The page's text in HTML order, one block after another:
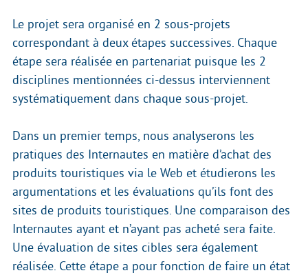
Le projet sera organisé en 2 sous-projets
correspondant à deux étapes successives. Chaque
étape sera réalisée en partenariat puisque les 2
disciplines mentionnées ci-dessus interviennent
systématiquement dans chaque sous-projet.
Dans un premier temps, nous analyserons les
pratiques des Internautes en matière d’achat des
produits touristiques via le Web et étudierons les
argumentations et les évaluations qu’ils font des
sites de produits touristiques. Une comparaison des
Internautes ayant et n’ayant pas acheté sera faite.
Une évaluation de sites cibles sera également
réalisée. Cette étape a pour fonction de faire un état